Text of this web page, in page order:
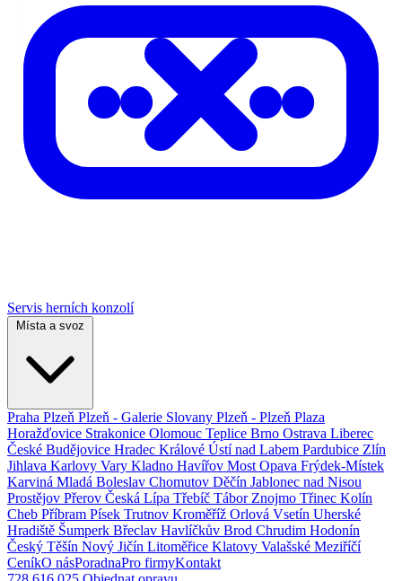
Servis herních konzolí
Místa a svoz
Praha Plzeň Plzeň - Galerie Slovany Plzeň - Plzeň Plaza
Horažďovice Strakonice Olomouc Teplice Brno Ostrava Liberec
České Budějovice Hradec Králové Ústí nad Labem Pardubice Zlín
Jihlava Karlovy Vary Kladno Havířov Most Opava Frýdek-Místek
Karviná Mladá Boleslav Chomutov Děčín Jablonec nad Nisou
Prostějov Přerov Česká Lípa Třebíč Tábor Znojmo Třinec Kolín
Cheb Příbram Písek Trutnov Kroměříž Orlová Vsetín Uherské
Hradiště Šumperk Břeclav Havlíčkův Brod Chrudim Hodonín
Český Těšín Nový Jičín Litoměřice Klatovy Valašské Meziříčí
CeníkO násPoradnaPro firmyKontakt